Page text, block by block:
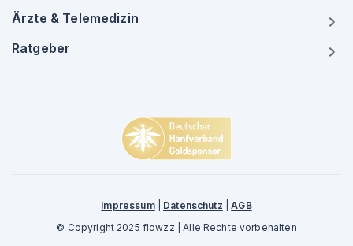
Ärzte & Telemedizin
Ratgeber
Impressum| Datenschutz |AGB
© Copyright 2025 flowzz | Alle Rechte vorbehalten